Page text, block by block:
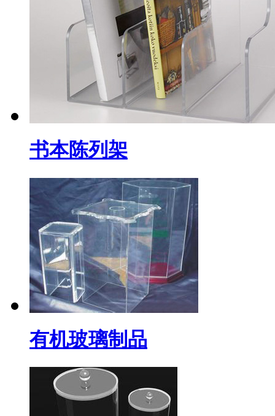
书本陈列架
有机玻璃制品